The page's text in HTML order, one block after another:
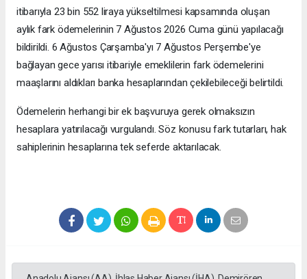
itibarıyla 23 bin 552 liraya yükseltilmesi kapsamında oluşan
aylık fark ödemelerinin 7 Ağustos 2026 Cuma günü yapılacağı
bildirildi. 6 Ağustos Çarşamba'yı 7 Ağustos Perşembe'ye
bağlayan gece yarısı itibariyle emeklilerin fark ödemelerini
maaşlarını aldıkları banka hesaplarından çekilebileceği belirtildi.
Ödemelerin herhangi bir ek başvuruya gerek olmaksızın
hesaplara yatırılacağı vurgulandı. Söz konusu fark tutarları, hak
sahiplerinin hesaplarına tek seferde aktarılacak.